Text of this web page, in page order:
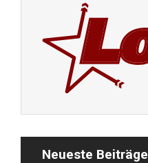
Neueste Beiträge